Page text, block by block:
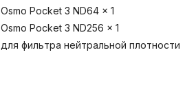
Pocket 3 ND64 × 1
Pocket 3 ND256 × 1
фильтра нейтральной плотности